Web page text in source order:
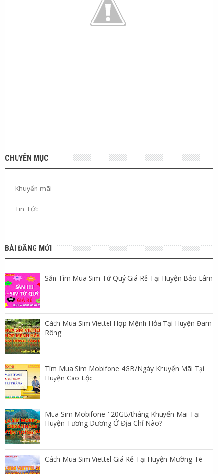
CHUYÊN MỤC
Khuyến mãi
Tin Tức
BÀI ĐĂNG MỚI
Săn Tìm Mua Sim Tứ Quý Giá Rẻ Tại Huyện Bảo Lâm
Cách Mua Sim Viettel Hợp Mệnh Hỏa Tại Huyện Đam
Rông
Tìm Mua Sim Mobifone 4GB/Ngày Khuyến Mãi Tại
Huyện Cao Lộc
Mua Sim Mobifone 120GB/tháng Khuyến Mãi Tại
Huyện Tương Dương Ở Địa Chỉ Nào?
Cách Mua Sim Viettel Giá Rẻ Tại Huyện Mường Tè